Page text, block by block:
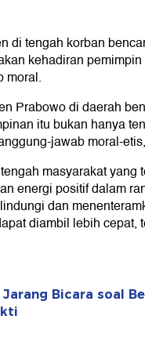
di tengah korban
kehadiran
moral.
Prabowo di daerah
itu bukan hanya
jawab moral-
masyarakat yang
energi positif dalam
dan
diambil lebih cepat,
Bicara soal